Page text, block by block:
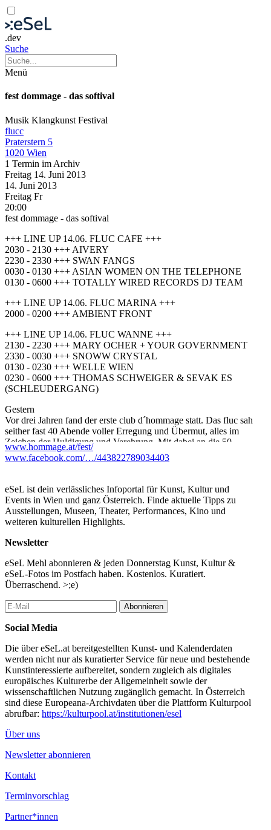
.dev
Suche
Menü
fest dommage - das softival
Musik Klangkunst Festival
flucc
Praterstern 5
1020 Wien
1 Termin im Archiv
Freitag 14. Juni 2013
14. Juni 2013
Freitag Fr
20:00
fest dommage - das softival
+++ LINE UP 14.06. FLUC CAFE +++
2030 - 2130 +++ AIVERY
2230 - 2330 +++ SWAN FANGS
0030 - 0130 +++ ASIAN WOMEN ON THE TELEPHONE
0130 - 0600 +++ TOTALLY WIRED RECORDS DJ TEAM
+++ LINE UP 14.06. FLUC MARINA +++
2000 - 0200 +++ AMBIENT FRONT
+++ LINE UP 14.06. FLUC WANNE +++
2130 - 2230 +++ MARY OCHER + YOUR GOVERNMENT
2330 - 0030 +++ SNOWW CRYSTAL
0130 - 0230 +++ WELLE WIEN
0230 - 0600 +++ THOMAS SCHWEIGER & SEVAK ES
(SCHLEUDERGANG)
Gestern
Vor drei Jahren fand der erste club d´hommage statt. Das fluc sah
seither fast 40 Abende voller Erregung und Übermut, alles im
Zeichen der Huldigung und Verehrung. Mit dabei an die 50
Bands und KünstlerInnen, zwei Galanächte als tiefer Knicks vor
Twin Peaks und den Pixies, diverse Auswärtsspiele und und und.
an- und die Türen aufzumachen - club d´hommage sagt au revoir!
Heute
Als logischen Schluss setzen wir diesen Sommer einen
Doppelpunkt der megalomanischen Art: Erstens wollen wir Euch
mit einer Compilation beschenken, die einige unserer Konzert-
werden zusammengeschlossen und bieten 13 Acts und einer
Handvoll DJs eine Bühne bzw. ein Pult. Zwei Tage, oben und
unten.
Morgen
Eine Huldigung an den Schaden: fest dommage. Als Höhepunkt,
als Ende, als Zwischenstation, als Party, als Beginn des
Ansprüche noch höher. Wir schenken euch ein Festival der
Herzlichkeit: ein
Softival. Gegen das Feste, Harte, gegen die Wand. Das tut weh.
Quel dommage! Es soll Euer Schaden nicht sein.
+++ VVK Festivalpass 15 €, Tagespässe 8 € +++
+++ in der wienXtra jugendinfo, Burgring 1, 1010 Wien +++
...Mehr lesen
www.hommage.at/fest/
www.facebook.com/…/443822789034403
eSeL ist dein verlässliches Infoportal für Kunst, Kultur und
Events in Wien und ganz Österreich. Finde aktuelle Tipps zu
Ausstellungen, Museen, Theater, Performances, Kino und
weiteren kulturellen Highlights.
Newsletter
eSeL Mehl abonnieren & jeden Donnerstag Kunst, Kultur &
eSeL-Fotos im Postfach haben. Kostenlos. Kuratiert.
Überraschend. >;e)
Abonnieren
Social Media
Die über eSeL.at bereitgestellten Kunst- und Kalenderdaten
werden nicht nur als kuratierter Service für neue und bestehende
Kunstinteressierte aufbereitet, sondern zugleich als digitales
europäisches Kulturerbe der Allgemeinheit sowie der
wissenschaftlichen Nutzung zugänglich gemacht. In Österreich
sind diese Europeana-Archivdaten über die Plattform Kulturpool
abrufbar: https://kulturpool.at/institutionen/esel
Über uns
Newsletter abonnieren
Kontakt
Terminvorschlag
Partner*innen